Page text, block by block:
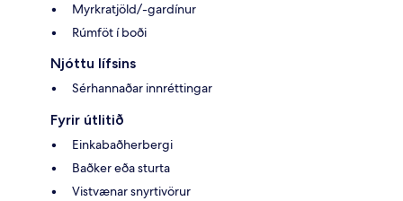
Myrkratjöld/-gardínur
Rúmföt í boði
Njóttu lífsins
Sérhannaðar innréttingar
Fyrir útlitið
Einkabaðherbergi
Baðker eða sturta
Vistvænar snyrtivörur